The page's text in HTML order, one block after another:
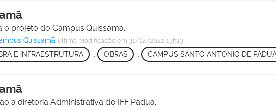
projeto do Campus Quissamã.
Quissamã última modificação em 31/12/2022 13h13
E INFRAESTRUTURA OBRAS , CAMPUS SANTO ANTONIO DE
a diretoria Administrativa do IFF Pádua.